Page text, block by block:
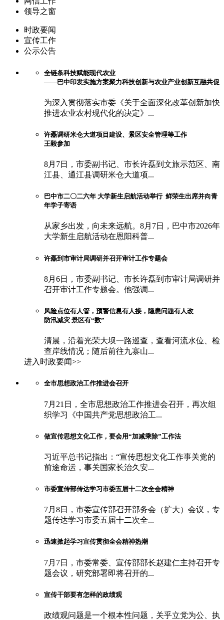
领导之窗
时政要闻
宣传工作
公示公告
全链条科技赋能现代农业
——巴中印发实施方案聚力科技创新与农业产业创新互融共促
为深入贯彻落实市委《关于全面深化改革创新加快
推进农业农村现代化的决定》...
许磊调研米仓大道项目建设、景区安全管理等工作
王毅参加
8月7日，市委副书记、市长许磊到文旅示范区、南
江县、通江县调研米仓大道项...
巴中市二〇二六年 大学新生启航活动举行 鲜荣生出席并向青
年学子寄语
从家乡出发，向未来远航。8月7日，巴中市2026年
大学新生启航活动在恩阳科普...
许磊到市审计局调研并召开审计工作专题会
8月6日，市委副书记、市长许磊到市审计局调研并
召开审计工作专题会。他强调...
风险点位有人管，预警信息有人接，隐患问题有人改
防汛减灾 景区有“数”
清晨，沿着光荣大坝一路巡查，查看河流水位、检
查岸线情况；随后前往九寨山...
进入时政要闻>>
全市思想政治工作推进会召开
7月21日，全市思想政治工作推进会召开，再次组
织学习《中国共产党思想政治工...
做宣传思想文化工作，要会用“加减乘除”工作法
习近平总书记指出：“宣传思想文化工作事关党的
前途命运，事关国家长治久安...
市委宣传部传达学习市委五届十二次全会精神
7月8日，市委宣传部召开部务会（扩大）会议，专
题传达学习市委五届十二次全...
迅速掀起学习宣传贯彻全会精神热潮
7月7日，市委常委、宣传部部长赵建仁主持召开专
题会议，研究部署即将召开的...
宣传干部要有怎样的政绩观
政绩观问题是一个根本性问题，关乎立党为公、执